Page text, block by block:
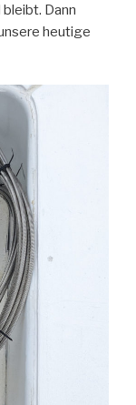
Dann
heutige